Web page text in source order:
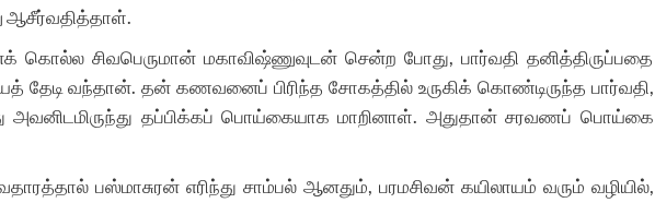
ஆசீர்வதித்தாள்.
கொல்ல சிவபெருமான் மகாவிஷ்ணுவுடன் சென்ற போது, பார்வதி தனித்திருப்பதை
தேடி வந்தான். தன் கணவனைப் பிரிந்த சோகத்தில் உருகிக் கொண்டிருந்த பார்வதி,
அவனிடமிருந்து தப்பிக்கப் பொய்கையாக மாறினாள். அதுதான் சரவணப் பொய்கை
பஸ்மாசுரன் எரிந்து சாம்பல் ஆனதும், பரமசிவன் கயிலாயம் வரும் வழியில்,